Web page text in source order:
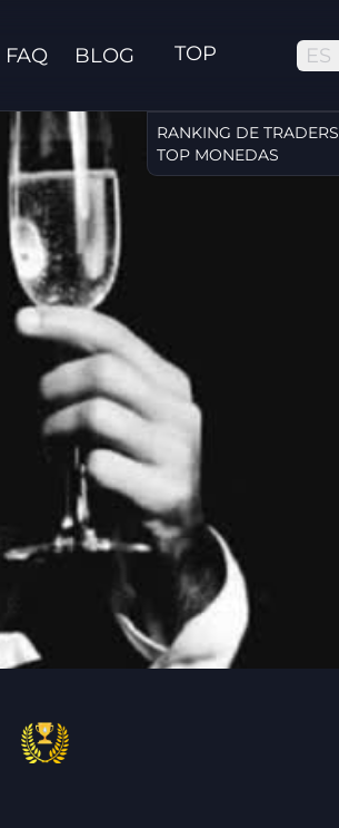
FAQ BLOG TOP
RANKING DE TRADERS
TOP MONEDAS
ES